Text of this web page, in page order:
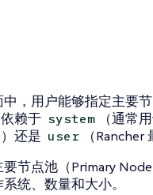
中，用户能够指定主要
赖于 system
（通常
还是 user
（Rancher
节点池（Primary Node
统、数量和大小。